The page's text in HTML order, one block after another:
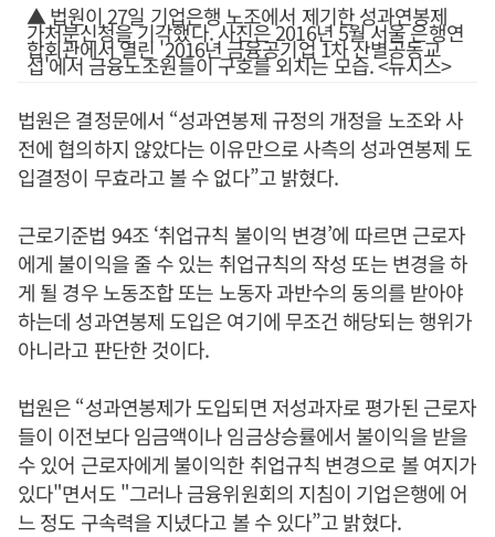
▲ 법원이 27일 기업은행 노조에서 제기한 성과연봉제
가처분신청을 기각했다. 사진은 2016년 5월 서울 은행연
합회관에서 열린 '2016년 금융공기업 1차 산별공동교
섭'에서 금융노조원들이 구호를 외치는 모습. <뉴시스>
법원은 결정문에서 “성과연봉제 규정의 개정을 노조와 사
전에 협의하지 않았다는 이유만으로 사측의 성과연봉제 도
입결정이 무효라고 볼 수 없다”고 밝혔다.
근로기준법 94조 ‘취업규칙 불이익 변경’에 따르면 근로자
에게 불이익을 줄 수 있는 취업규칙의 작성 또는 변경을 하
게 될 경우 노동조합 또는 노동자 과반수의 동의를 받아야
하는데 성과연봉제 도입은 여기에 무조건 해당되는 행위가
아니라고 판단한 것이다.
법원은 “성과연봉제가 도입되면 저성과자로 평가된 근로자
들이 이전보다 임금액이나 임금상승률에서 불이익을 받을
수 있어 근로자에게 불이익한 취업규칙 변경으로 볼 여지가
있다"면서도 "그러나 금융위원회의 지침이 기업은행에 어
느 정도 구속력을 지녔다고 볼 수 있다”고 밝혔다.